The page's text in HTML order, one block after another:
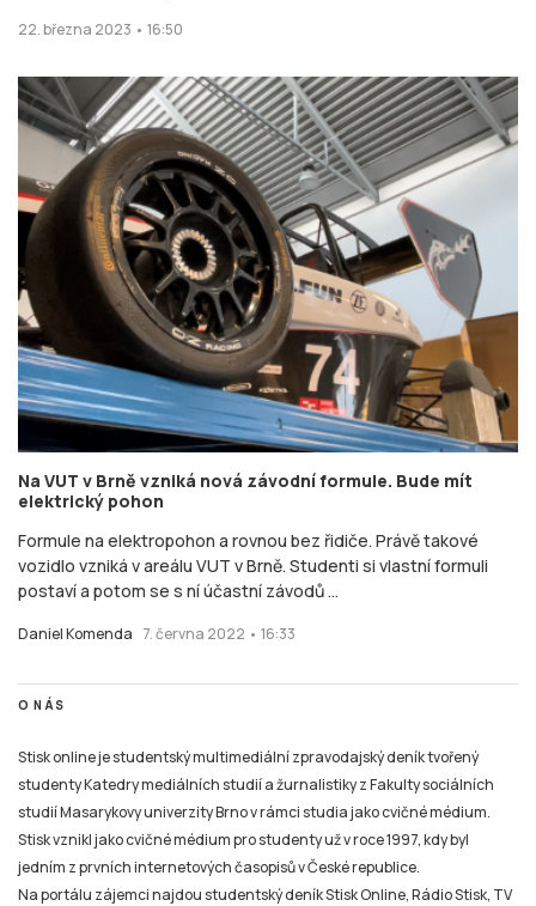
22. března 2023 • 16:50
Na VUT v Brně vzniká nová závodní formule. Bude mít
elektrický pohon
Formule na elektropohon a rovnou bez řidiče. Právě takové
vozidlo vzniká v areálu VUT v Brně. Studenti si vlastní formuli
postaví a potom se s ní účastní závodů ...
Daniel Komenda 7. června 2022 • 16:33
O NÁS
Stisk online je studentský multimediální zpravodajský deník tvořený
studenty Katedry mediálních studií a žurnalistiky z Fakulty sociálních
studií Masarykovy univerzity Brno v rámci studia jako cvičné médium.
Stisk vznikl jako cvičné médium pro studenty už v roce 1997, kdy byl
jedním z prvních internetových časopisů v České republice.
Na portálu zájemci najdou studentský deník Stisk Online, Rádio Stisk, TV